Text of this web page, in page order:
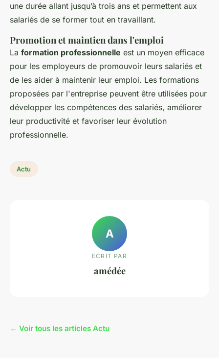
une durée allant jusqu’à trois ans et permettent aux
salariés de se former tout en travaillant.
Promotion et maintien dans l'emploi
La formation professionnelle est un moyen efficace
pour les employeurs de promouvoir leurs salariés et
de les aider à maintenir leur emploi. Les formations
proposées par l'entreprise peuvent être utilisées pour
développer les compétences des salariés, améliorer
leur productivité et favoriser leur évolution
professionnelle.
Actu
A
ECRIT PAR
amédée
← Voir tous les articles Actu